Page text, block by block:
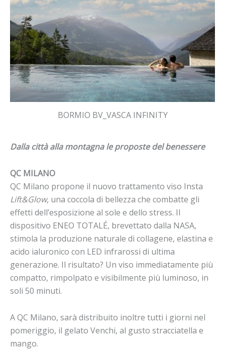
BORMIO BV_VASCA INFINITY
Dalla città alla montagna le proposte del benessere
QC MILANO
QC Milano propone il nuovo trattamento viso Insta
Lift&Glow, una coccola di bellezza che combatte gli
effetti dell’esposizione al sole e dello stress. Il
dispositivo ENEO TOTALÉ, brevettato dalla NASA,
stimola la produzione naturale di collagene, elastina e
acido ialuronico con LED infrarossi di ultima
generazione. Il risultato? Un viso immediatamente più
compatto, rimpolpato e visibilmente più luminoso, in
soli 50 minuti.
A QC Milano, sarà distribuito inoltre tutti i giorni nel
pomeriggio, il gelato Venchi, al gusto stracciatella e
mango.